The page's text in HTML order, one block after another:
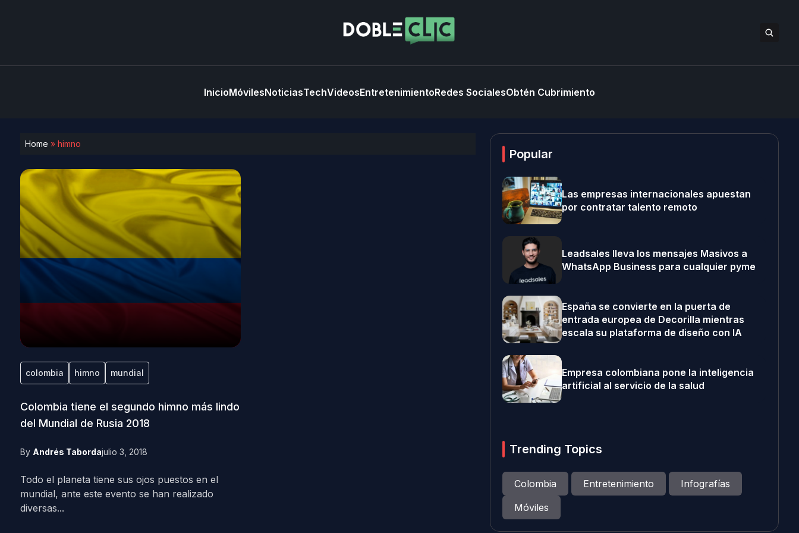
InicioMóvilesNoticiasTechVideosEntretenimientoRedes SocialesObtén Cubrimiento
Home » himno
colombia himno mundial
Colombia tiene el segundo himno más lindo
del Mundial de Rusia 2018
By Andrés Tabordajulio 3, 2018
Todo el planeta tiene sus ojos puestos en el
mundial, ante este evento se han realizado
diversas...
Popular
Las empresas internacionales apuestan
por contratar talento remoto
Leadsales lleva los mensajes Masivos a
WhatsApp Business para cualquier pyme
España se convierte en la puerta de
entrada europea de Decorilla mientras
escala su plataforma de diseño con IA
Empresa colombiana pone la inteligencia
artificial al servicio de la salud
Trending Topics
Colombia Entretenimiento
Infografías
Móviles